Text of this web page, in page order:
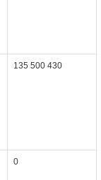
135 500 430
0